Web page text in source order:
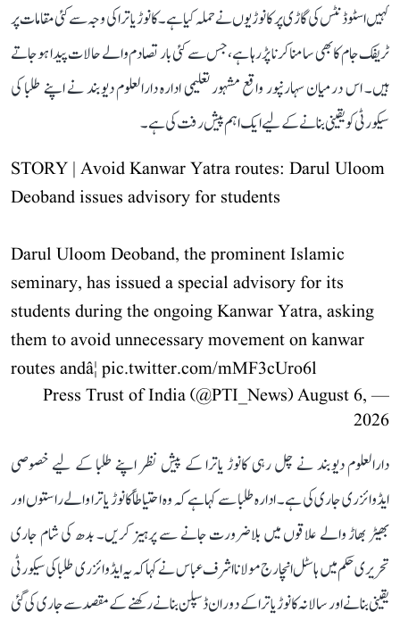
کہیں اسٹوڈنٹس کی گاڑی پر کانوڑیوں نے حملہ کیا ہے۔ کانوڑ یاترا کی وجہ سے کئی مقامات پر
ٹریفک جام کا بھی سامنا کرنا پڑ رہا ہے، جس سے کئی بار تصادم والے حالات پیدا ہو جاتے
ہیں۔ اس درمیان سہارنپور واقع مشہور تعلیمی ادارہ دارالعلوم دیوبند نے اپنے طلبا کی
سیکورٹی کو یقینی بنانے کے لیے ایک اہم پیش رفت کی ہے۔
STORY | Avoid Kanwar Yatra routes: Darul Uloom
Deoband issues advisory for students
Darul Uloom Deoband, the prominent Islamic
seminary, has issued a special advisory for its
students during the ongoing Kanwar Yatra, asking
them to avoid unnecessary movement on kanwar
routes andâ¦ pic.twitter.com/mMF3cUro6l
— Press Trust of India (@PTI_News)
August 6,
2026
دارالعلوم دیوبند نے چل رہی کانوڑ یاترا کے پیش نظر اپنے طلبا کے لیے خصوصی
ایڈوائزری جاری کی ہے۔ ادارہ طلبا سے کہا ہے کہ وہ احتیاطاً کانوڑ یاترا والے راستوں اور
بھیڑ بھاڑ والے علاقوں میں بلاضرورت جانے سے پرہیز کریں۔ بدھ کی شام جاری
تحریری حکم میں ہاسٹل انچارج مولانا اشرف عباس نے کہا کہ یہ ایڈوائزری طلبا کی سیکورٹی
یقینی بنانے اور سالانہ کانوڑ یاترا کے دوران ڈسپلن بنانے رکھنے کے مقصد سے جاری کی گئی